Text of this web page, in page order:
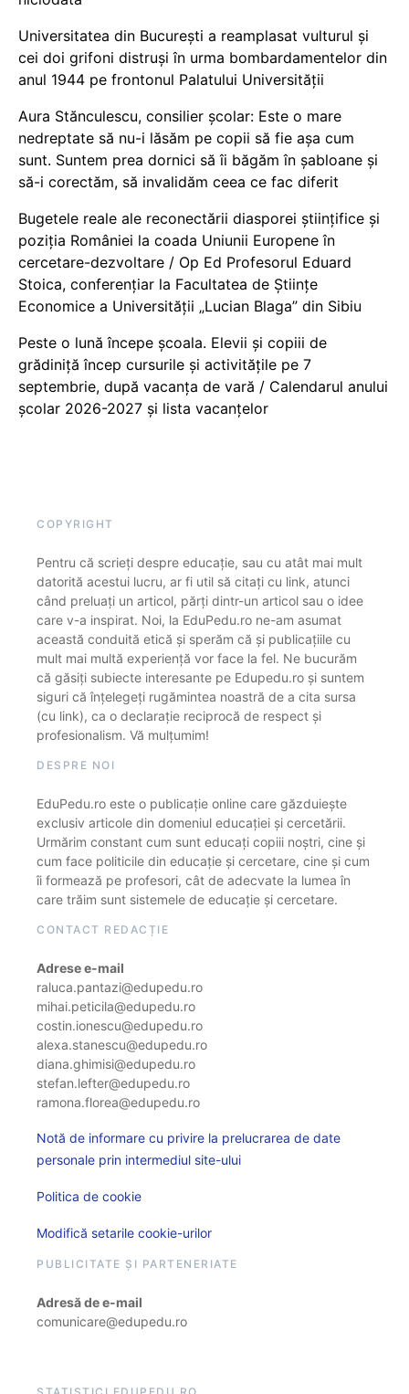
Universitatea din București a reamplasat vulturul și
cei doi grifoni distruși în urma bombardamentelor din
anul 1944 pe frontonul Palatului Universității
Aura Stănculescu, consilier școlar: Este o mare
nedreptate să nu-i lăsăm pe copii să fie așa cum
sunt. Suntem prea dornici să îi băgăm în șabloane și
să-i corectăm, să invalidăm ceea ce fac diferit
Bugetele reale ale reconectării diasporei științifice și
poziția României la coada Uniunii Europene în
cercetare-dezvoltare / Op Ed Profesorul Eduard
Stoica, conferențiar la Facultatea de Științe
Economice a Universității „Lucian Blaga” din Sibiu
Peste o lună începe școala. Elevii și copiii de
grădiniță încep cursurile și activitățile pe 7
septembrie, după vacanța de vară / Calendarul anului
școlar 2026-2027 și lista vacanțelor
COPYRIGHT
Pentru că scrieți despre educație, sau cu atât mai mult
datorită acestui lucru, ar fi util să citați cu link, atunci
când preluați un articol, părți dintr-un articol sau o idee
care v-a inspirat. Noi, la EduPedu.ro ne-am asumat
această conduită etică și sperăm că și publicațiile cu
mult mai multă experiență vor face la fel. Ne bucurăm
că găsiți subiecte interesante pe Edupedu.ro și suntem
siguri că înțelegeți rugămintea noastră de a cita sursa
(cu link), ca o declarație reciprocă de respect și
profesionalism. Vă mulțumim!
DESPRE NOI
EduPedu.ro este o publicație online care găzduiește
exclusiv articole din domeniul educației și cercetării.
Urmărim constant cum sunt educați copiii noștri, cine și
cum face politicile din educație și cercetare, cine și cum
îi formează pe profesori, cât de adecvate la lumea în
care trăim sunt sistemele de educație și cercetare.
CONTACT REDACȚIE
Adrese e-mail
raluca.pantazi@edupedu.ro
mihai.peticila@edupedu.ro
costin.ionescu@edupedu.ro
alexa.stanescu@edupedu.ro
diana.ghimisi@edupedu.ro
stefan.lefter@edupedu.ro
ramona.florea@edupedu.ro
Notă de informare cu privire la prelucrarea de date
personale prin intermediul site-ului
Politica de cookie
Modifică setarile cookie-urilor
PUBLICITATE ȘI PARTENERIATE
Adresă de e-mail
comunicare@edupedu.ro